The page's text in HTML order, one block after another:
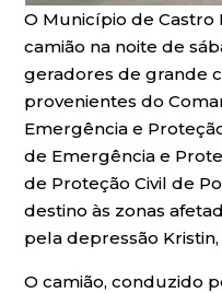
O Município de
camião na noite de
geradores de grande
provenientes do
Emergência e
de Emergência e
de Proteção Civil de
destino às zonas
pela depressão
O camião, conduzido